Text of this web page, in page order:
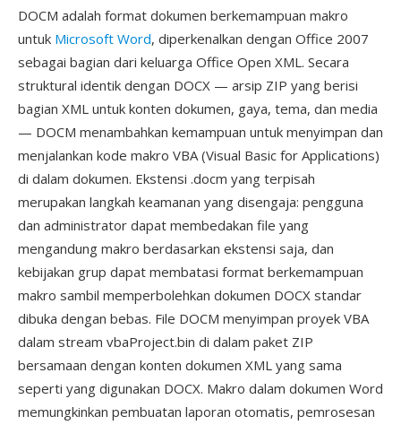
DOCM adalah format dokumen berkemampuan makro
untuk Microsoft Word, diperkenalkan dengan Office 2007
sebagai bagian dari keluarga Office Open XML. Secara
struktural identik dengan DOCX — arsip ZIP yang berisi
bagian XML untuk konten dokumen, gaya, tema, dan media
— DOCM menambahkan kemampuan untuk menyimpan dan
menjalankan kode makro VBA (Visual Basic for Applications)
di dalam dokumen. Ekstensi .docm yang terpisah
merupakan langkah keamanan yang disengaja: pengguna
dan administrator dapat membedakan file yang
mengandung makro berdasarkan ekstensi saja, dan
kebijakan grup dapat membatasi format berkemampuan
makro sambil memperbolehkan dokumen DOCX standar
dibuka dengan bebas. File DOCM menyimpan proyek VBA
dalam stream vbaProject.bin di dalam paket ZIP
bersamaan dengan konten dokumen XML yang sama
seperti yang digunakan DOCX. Makro dalam dokumen Word
memungkinkan pembuatan laporan otomatis, pemrosesan